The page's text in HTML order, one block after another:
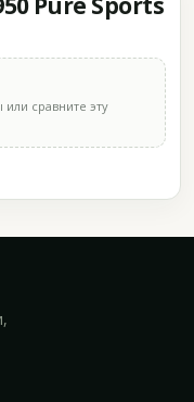
или сравните эту